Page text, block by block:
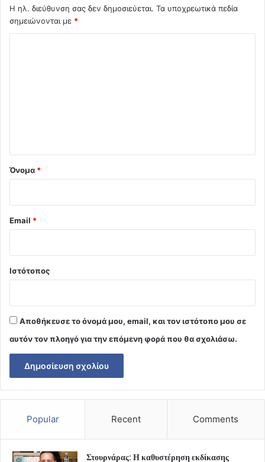
Η ηλ. διεύθυνση σας δεν δημοσιεύεται. Τα υποχρεωτικά πεδία
σημειώνονται με *
Όνομα *
Email *
Ιστότοπος
Αποθήκευσε το όνομά μου, email, και τον ιστότοπο μου σε
αυτόν τον πλοηγό για την επόμενη φορά που θα σχολιάσω.
Popular Recent Comments
Στουρνάρας: Η καθυστέρηση εκδίκασης